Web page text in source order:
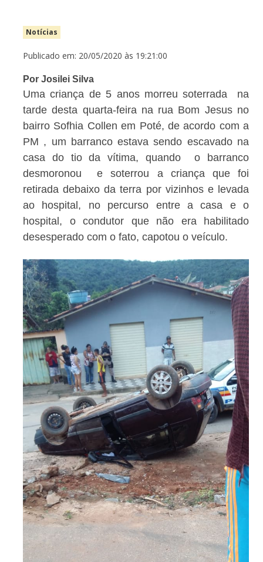
Notícias
Publicado em: 20/05/2020 às 19:21:00
Por Josilei Silva
Uma criança de 5 anos morreu soterrada na
tarde desta quarta-feira na rua Bom Jesus no
bairro Sofhia Collen em Poté, de acordo com a
PM , um barranco estava sendo escavado na
casa do tio da vítima, quando o barranco
desmoronou e soterrou a criança que foi
retirada debaixo da terra por vizinhos e levada
ao hospital, no percurso entre a casa e o
hospital, o condutor que não era habilitado
desesperado com o fato, capotou o veículo.